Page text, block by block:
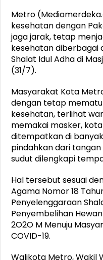
Metro
kesehatan dengan
jaga jarak, tetap
kesehatan diberbagai
Shalat Idul Adha di
(31/7).
Masyarakat Kota
dengan tetap
kesehatan, terlihat
memakai masker,
ditempatkan di
pindahkan dari
sudut dilengkapi
Hal tersebut sesuai
Agama Nomor 18
Penyelenggaraan
Penyembelihan
2O2O M Menuju
COVID-19.
Walikota Metro, Wakil